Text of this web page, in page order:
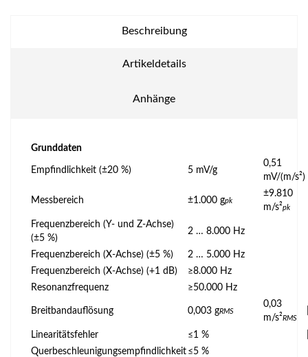
Beschreibung
Artikeldetails
Anhänge
Grunddaten
Empfindlichkeit (±20 %) 5 mV/g
0,51
mV/(m/s²)
Messbereich ±1.000 gpk
±9.810
m/s²pk
Frequenzbereich (Y- und Z-Achse)
(±5 %)
2 … 8.000 Hz
Frequenzbereich (X-Achse) (±5 %)
2 … 5.000 Hz
Frequenzbereich (X-Achse) (+1 dB)
≥8.000 Hz
Resonanzfrequenz
≥50.000 Hz
Breitbandauflösung 0,003 gRMS
0,03
m/s²RMS
Linearitätsfehler ≤1 %
Querbeschleunigungsempfindlichkeit ≤5 %